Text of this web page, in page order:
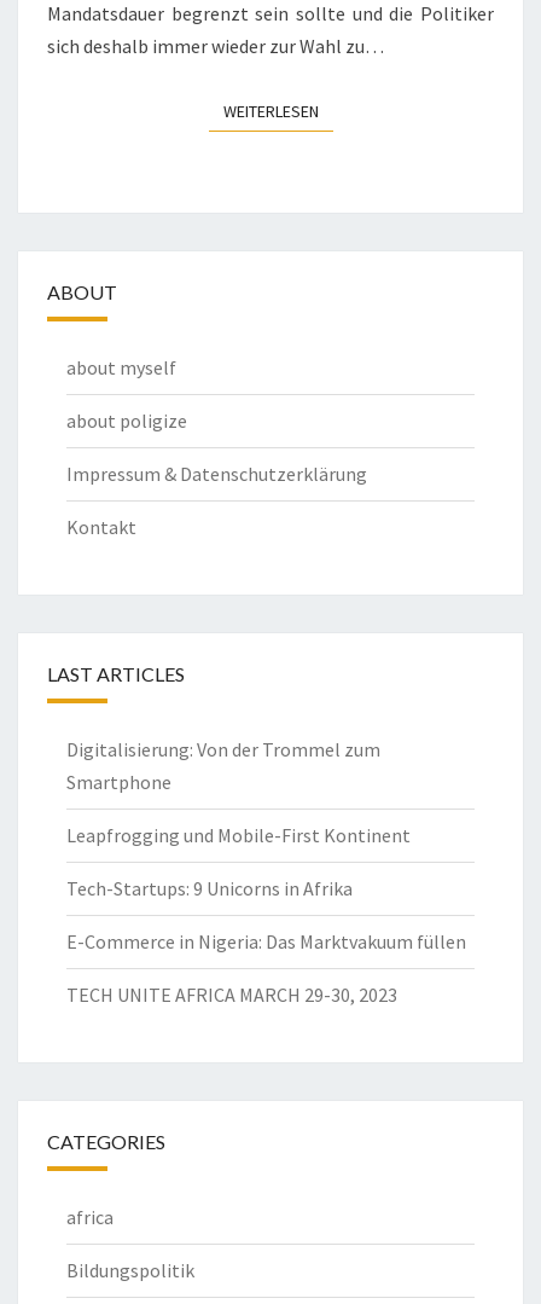
Mandatsdauer begrenzt sein sollte und die Politiker
sich deshalb immer wieder zur Wahl zu…
WEITERLESENWEITERLESEN
ABOUT
about myself
about poligize
Impressum & Datenschutzerklärung
Kontakt
LAST ARTICLES
Digitalisierung: Von der Trommel zum
Smartphone
Leapfrogging und Mobile-First Kontinent
Tech-Startups: 9 Unicorns in Afrika
E-Commerce in Nigeria: Das Marktvakuum füllen
TECH UNITE AFRICA MARCH 29-30, 2023
CATEGORIES
africa
Bildungspolitik